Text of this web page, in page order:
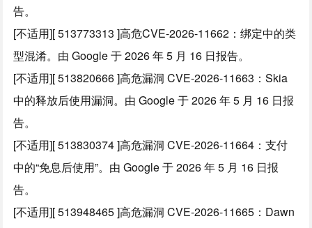
告。
[不适用][ 513773313 ]高危CVE-2026-11662：绑定中的类
型混淆。由 Google 于 2026 年 5 月 16 日报告。
[不适用][ 513820666 ]高危漏洞 CVE-2026-11663：Skia
中的释放后使用漏洞。由 Google 于 2026 年 5 月 16 日报
告。
[不适用][ 513830374 ]高危漏洞 CVE-2026-11664：支付
中的“免息后使用”。由 Google 于 2026 年 5 月 16 日报
告。
[不适用][ 513948465 ]高危漏洞 CVE-2026-11665：Dawn